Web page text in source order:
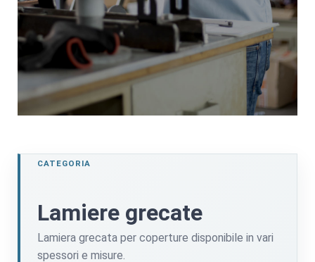
Vai al catalogo
clicca qui per visualizzare il
catalogo
CATEGORIA
Lamiere grecate
Lamiera grecata per coperture disponibile in vari
spessori e misure.